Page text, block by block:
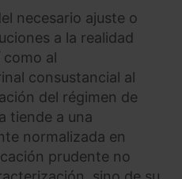
necesario ajuste o
a la realidad
como al
consustancial al
del régimen de
tiende a una
normalizada en
prudente no